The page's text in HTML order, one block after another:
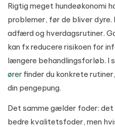
Rigtig meget hundeøkonomi
problemer, før de bliver
adfærd og hverdagsrutiner.
kan fx reducere risikoen for
længere behandlingsforløb. I
ører finder du konkrete
din pengepung.
Det samme gælder foder:
bedre kvalitetsfoder, men